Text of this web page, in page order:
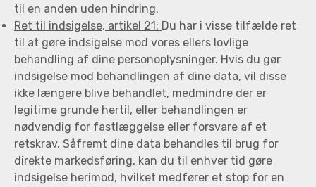
til en anden uden hindring.
Ret til indsigelse, artikel 21: Du har i visse tilfælde ret
til at gøre indsigelse mod vores ellers lovlige
behandling af dine personoplysninger. Hvis du gør
indsigelse mod behandlingen af dine data, vil disse
ikke længere blive behandlet, medmindre der er
legitime grunde hertil, eller behandlingen er
nødvendig for fastlæggelse eller forsvare af et
retskrav. Såfremt dine data behandles til brug for
direkte markedsføring, kan du til enhver tid gøre
indsigelse herimod, hvilket medfører et stop for en